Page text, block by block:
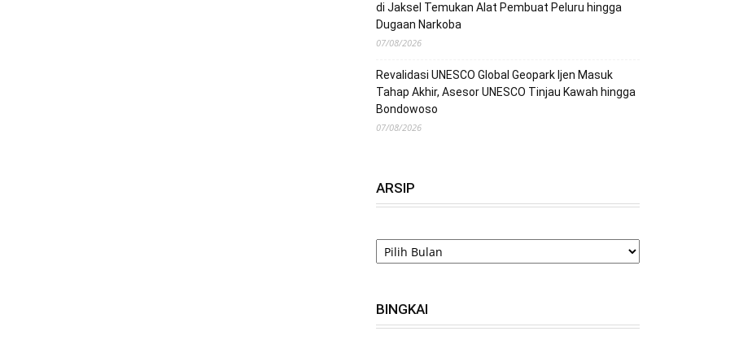
di Jaksel Temukan Alat Pembuat Peluru hingga
Dugaan Narkoba
07/08/2026
Revalidasi UNESCO Global Geopark Ijen Masuk
Tahap Akhir, Asesor UNESCO Tinjau Kawah hingga
Bondowoso
07/08/2026
ARSIP
ARSIP
BINGKAI